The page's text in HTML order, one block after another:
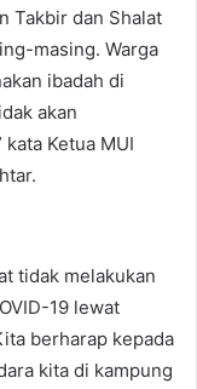
Takbir dan Shalat
masing. Warga
ibadah di
akan
Ketua MUI
tidak melakukan
19 lewat
berharap kepada
kita di kampung